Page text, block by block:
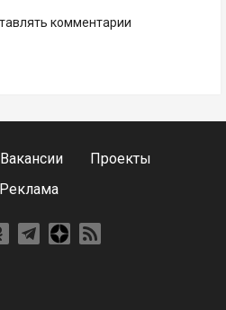
комментарии
Вакансии
Проекты
Реклама